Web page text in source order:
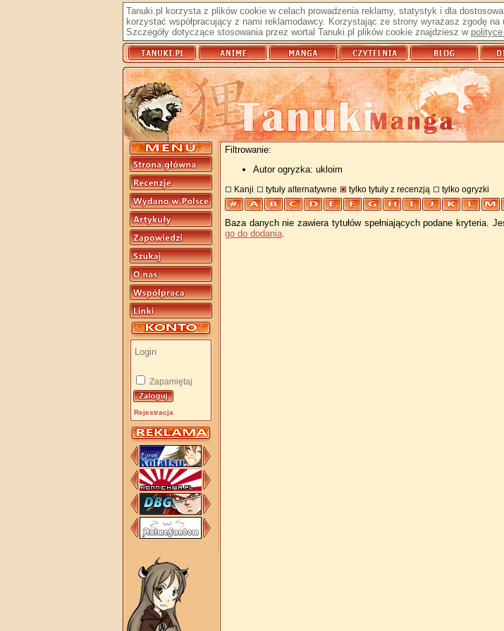
Tanuki.pl korzysta z plików cookie w celach prowadzenia reklamy, statystyk i dla
korzystać współpracujący z nami reklamodawcy. Korzystając ze strony wyrażasz zgodę
Szczegóły dotyczące stosowania przez wortal Tanuki.pl plików cookie znajdziesz w
Zapamiętaj
Rejestracja
Filtrowanie:
Autor ogryzka: ukloim
Kanji tytuły alternatywne tylko tytuły z recenzją tylko ogryzki
Baza danych nie zawiera tytułów spełniających podane kryteria.
go do dodania.